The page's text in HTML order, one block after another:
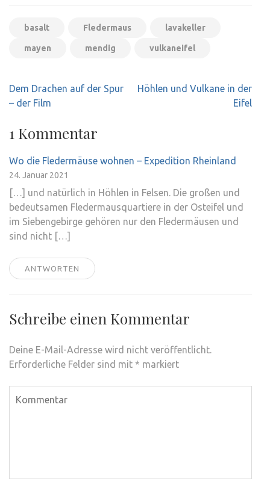
basalt Fledermaus lavakeller
mayen mendig vulkaneifel
Beitragsnavigation
Dem Drachen auf der Spur
– der Film
Höhlen und Vulkane in der
Eifel
1 Kommentar
Wo die Fledermäuse wohnen – Expedition Rheinland
24. Januar 2021
[…] und natürlich in Höhlen in Felsen. Die großen und
bedeutsamen Fledermausquartiere in der Osteifel und
im Siebengebirge gehören nur den Fledermäusen und
sind nicht […]
ANTWORTEN
Schreibe einen Kommentar
Deine E-Mail-Adresse wird nicht veröffentlicht.
Erforderliche Felder sind mit * markiert